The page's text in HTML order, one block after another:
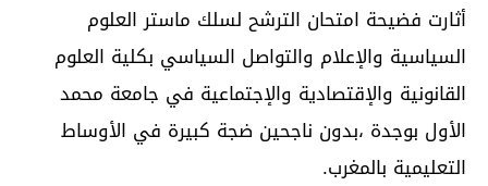
أثارت فضيحة امتحان الترشح لسلك ماستر العلوم
السياسية والإعلام والتواصل السياسي بكلية العلوم
القانونية والإقتصادية والإجتماعية في جامعة محمد
الأول بوجدة ،بدون ناجحين ضجة كبيرة في الأوساط
التعليمية بالمغرب.